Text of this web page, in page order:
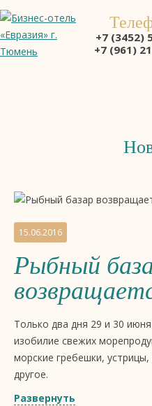
+7 (3452)
+7 (961)
бизнес-
отеля
звезды
«Евразия»,
Тюмень
15.06.2016
Рыбный
Только два дня 29 и 30
изобилие свежих
морские гребешки,
другое.
Друзья, вам остается лишь
Развернуть